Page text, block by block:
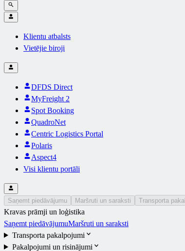
Klientu atbalsts
Vietējie biroji
DFDS Direct
MyFreight 2
Spot Booking
QuadroNet
Centric Logistics Portal
Polaris
Aspect4
Visi klientu portāli
Saņemt piedāvājumu Maršruti un saraksti Transporta
Kravas prāmji un loģistika
Saņemt piedāvājumuMaršruti un saraksti
Transporta pakalpojumi
Pakalpojumi un risinājumi